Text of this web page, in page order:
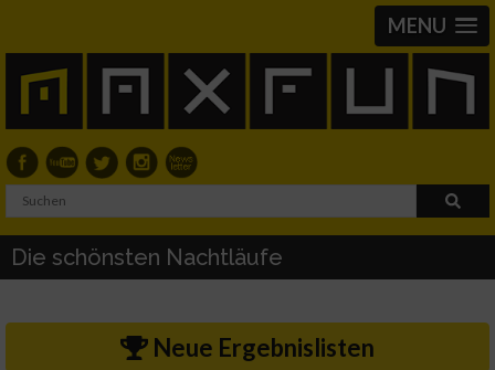
MENU
Die schönsten Nachtläufe
Neue Ergebnislisten